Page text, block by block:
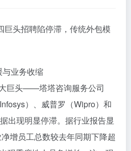
巨头招聘陷停滞，传统外包模
业务收缩
巨头——塔塔咨询服务公司
）、威普罗（Wipro）和
现明显停滞。据行业报告显
增员工总数较去年同期下降超